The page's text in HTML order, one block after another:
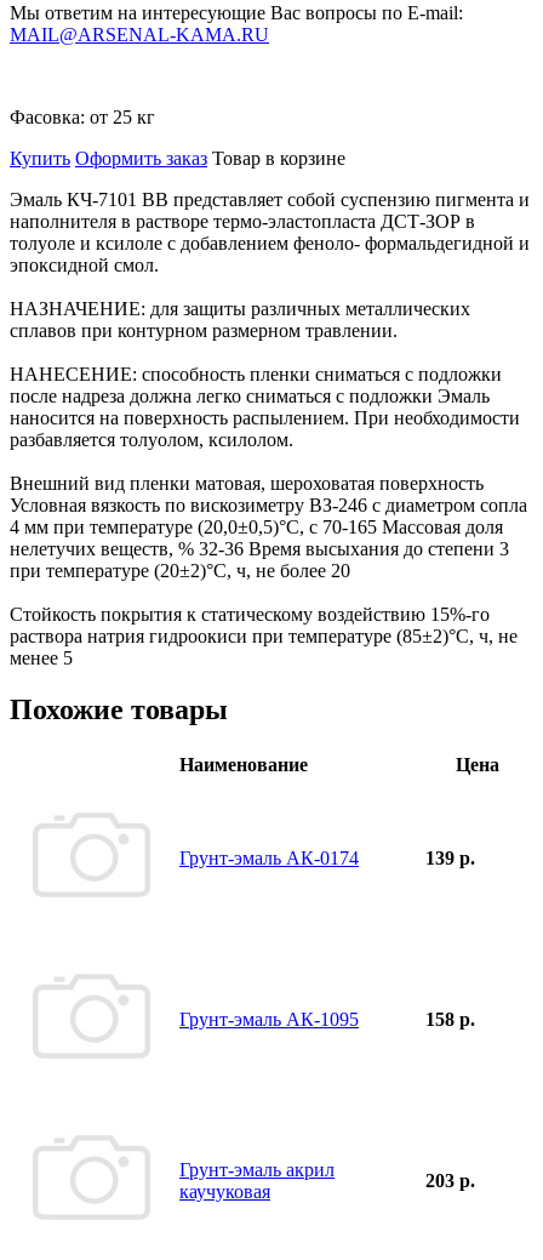
Мы ответим на интересующие Вас вопросы по E-mail:
MAIL@ARSENAL-KAMA.RU
Фасовка: от 25 кг
Купить Оформить заказ Товар в корзине
Эмаль КЧ-7101 ВВ представляет собой суспензию пигмента и
наполнителя в растворе термо-эластопласта ДСТ-ЗОР в
толуоле и ксилоле с добавлением феноло- формальдегидной и
эпоксидной смол.
НАЗНАЧЕНИЕ: для защиты различных металлических
сплавов при контурном размерном травлении.
НАНЕСЕНИЕ: cпособность пленки сниматься с подложки
после надреза должна легко сниматься с подложки Эмаль
наносится на поверхность распылением. При необходимости
разбавляется толуолом, ксилолом.
Внешний вид пленки матовая, шероховатая поверхность
Условная вязкость по вискозиметру ВЗ-246 с диаметром сопла
4 мм при температуре (20,0±0,5)°С, с 70-165 Массовая доля
нелетучих веществ, % 32-36 Время высыхания до степени 3
при температуре (20±2)°С, ч, не более 20
Стойкость покрытия к статическому воздействию 15%-го
раствора натрия гидроокиси при температуре (85±2)°С, ч, не
менее 5
Похожие товары
Наименование Цена
Грунт-эмаль АК-0174 139 р.
Грунт-эмаль АК-1095 158 р.
Грунт-эмаль акрил
каучуковая
203 р.